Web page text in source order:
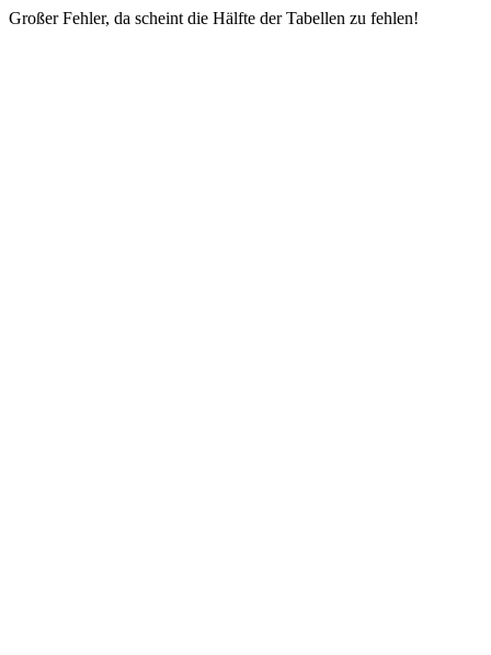
Großer Fehler, da scheint die Hälfte der Tabellen zu fehlen!